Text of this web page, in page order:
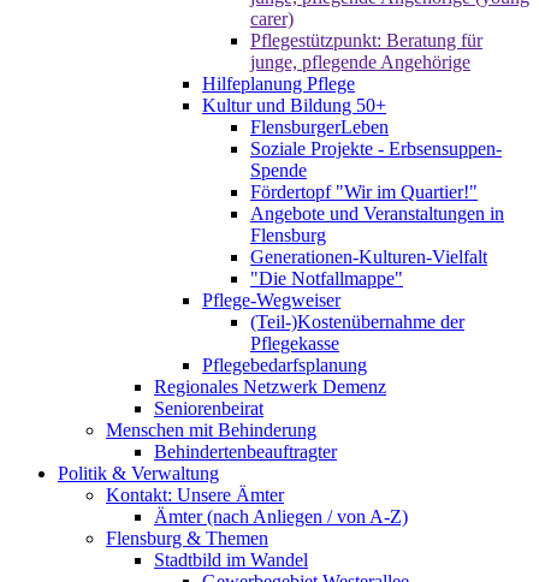
carer)
Pflegestützpunkt: Beratung für
junge, pflegende Angehörige
Hilfeplanung Pflege
Kultur und Bildung 50+
FlensburgerLeben
Soziale Projekte - Erbsensuppen-
Spende
Fördertopf "Wir im Quartier!"
Angebote und Veranstaltungen in
Flensburg
Generationen-Kulturen-Vielfalt
"Die Notfallmappe"
Pflege-Wegweiser
(Teil-)Kostenübernahme der
Pflegekasse
Pflegebedarfsplanung
Regionales Netzwerk Demenz
Seniorenbeirat
Menschen mit Behinderung
Behindertenbeauftragter
Politik & Verwaltung
Kontakt: Unsere Ämter
Ämter (nach Anliegen / von A-Z)
Flensburg & Themen
Stadtbild im Wandel